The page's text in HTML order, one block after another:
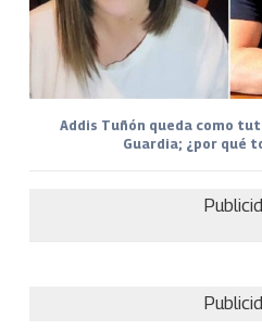
Addis Tuñón queda como
Guardia; ¿por qué